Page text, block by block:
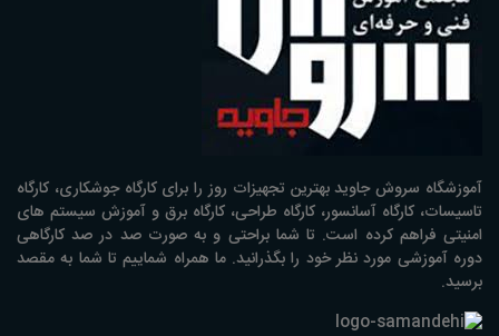
آموزشگاه سروش جاوید بهترین تجهیزات روز را برای کارگاه جوشکاری، کارگاه
تاسیسات، کارگاه آسانسور، کارگاه طراحی، کارگاه برق و آموزش سیستم های
امنیتی فراهم کرده است. تا شما براحتی و به صورت صد در صد کارگاهی
دوره آموزشی مورد نظر خود را بگذرانید. ما همراه شماییم تا شما به مقصد
برسید.